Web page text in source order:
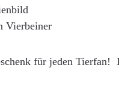
Vierbeiner
für jeden